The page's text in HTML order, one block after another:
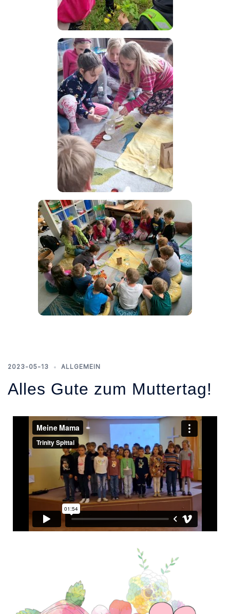
2023-05-13 ALLGEMEIN
Alles Gute zum Muttertag!